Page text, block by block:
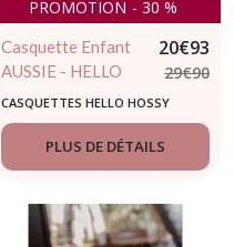
PROMOTION - 30 %
Casquette Enfant
AUSSIE - HELLO
HOSSY - 2/5ans
20€93
29€90
CASQUETTES HELLO HOSSY
PLUS DE DÉTAILS